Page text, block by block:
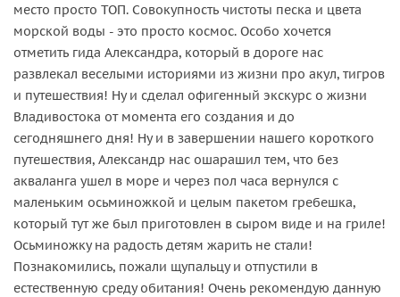
место просто ТОП. Совокупность чистоты песка и цвета
морской воды - это просто космос. Особо хочется
отметить гида Александра, который в дороге нас
развлекал веселыми историями из жизни про акул, тигров
и путешествия! Ну и сделал офигенный экскурс о жизни
Владивостока от момента его создания и до
сегодняшнего дня! Ну и в завершении нашего короткого
путешествия, Александр нас ошарашил тем, что без
акваланга ушел в море и через пол часа вернулся с
маленьким осьминожкой и целым пакетом гребешка,
который тут же был приготовлен в сыром виде и на гриле!
Осьминожку на радость детям жарить не стали!
Познакомились, пожали щупальцу и отпустили в
естественную среду обитания! Очень рекомендую данную